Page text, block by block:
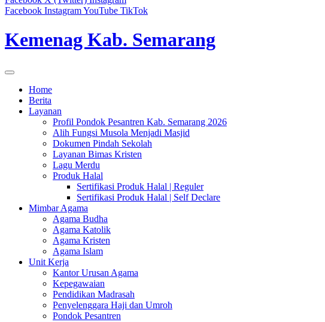
Facebook InstagramYouTube TikTok
Kemenag Kab. Semarang
Home
Berita
Layanan
Profil Pondok Pesantren Kab. Semarang 2026
Alih Fungsi Musola Menjadi Masjid
Dokumen Pindah Sekolah
Layanan Bimas Kristen
Lagu Merdu
Produk Halal
Sertifikasi Produk Halal | Reguler
Sertifikasi Produk Halal | Self Declare
Mimbar Agama
Agama Budha
Agama Katolik
Agama Kristen
Agama Islam
Unit Kerja
Kantor Urusan Agama
Kepegawaian
Pendidikan Madrasah
Penyelenggara Haji dan Umroh
Pondok Pesantren